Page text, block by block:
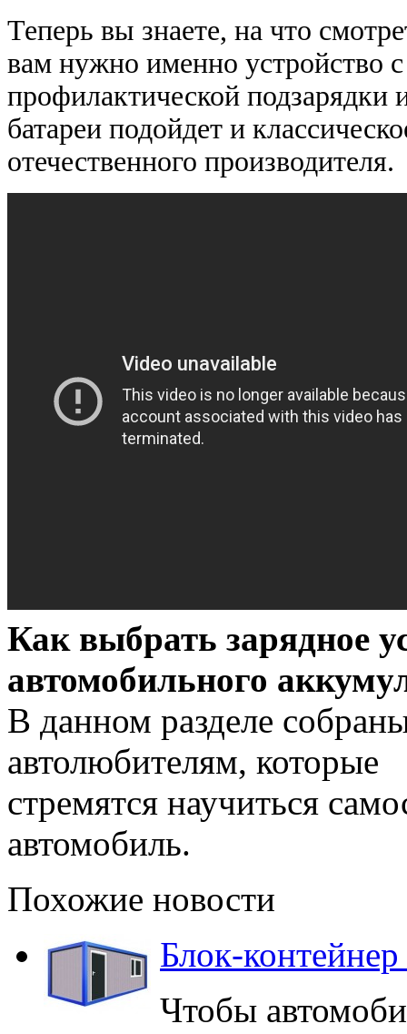
Теперь вы знаете, на что
вам нужно именно устройство
профилактической подзарядки
батареи подойдет и
отечественного производителя.
Как выбрать зарядное
автомобильного
В данном разделе
автолюбителям, которые
стремятся научиться
автомобиль.
Похожие новости
Блок-
Чтобы